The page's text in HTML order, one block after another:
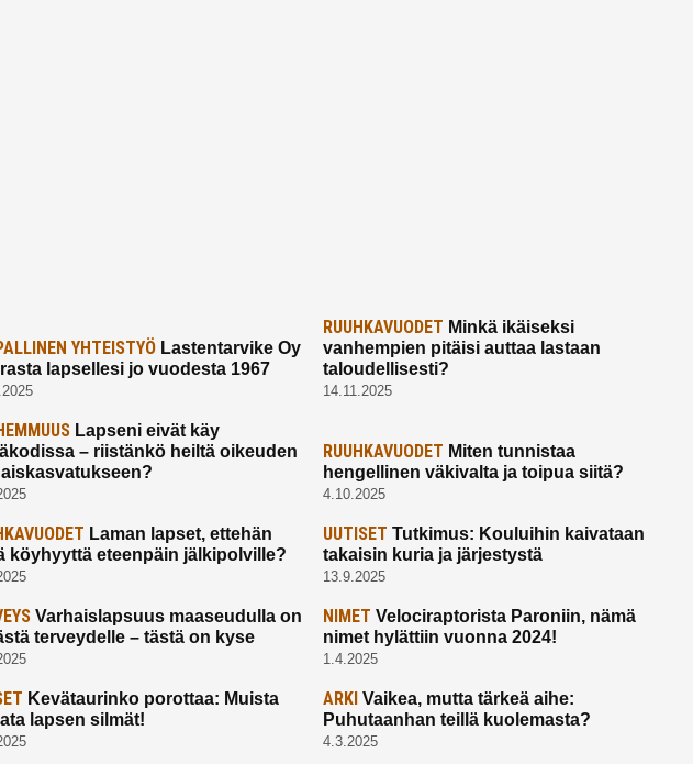
YHTEISTYÖLastentarvike Oy
lapsellesi jo vuodesta 1967
RUUHKAVUODET Minkä ikäiseksi
vanhempien pitäisi auttaa lastaan
taloudellisesti?
14.11.2025
Lapseni eivät käy
– riistänkö heiltä oikeuden
RUUHKAVUODET Miten tunnistaa
hengellinen väkivalta ja toipua siitä?
4.10.2025
Laman lapset, ettehän
köyhyyttä eteenpäin jälkipolville?
UUTISET Tutkimus: Kouluihin kaivataan
takaisin kuria ja järjestystä
13.9.2025
Varhaislapsuus maaseudulla on
terveydelle – tästä on kyse
NIMET Velociraptorista Paroniin, nämä
nimet hylättiin vuonna 2024!
1.4.2025
Kevätaurinko porottaa: Muista
lapsen silmät!
ARKI Vaikea, mutta tärkeä aihe:
Puhutaanhan teillä kuolemasta?
4.3.2025